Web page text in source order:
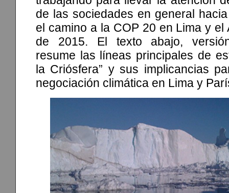
de las sociedades en general
el camino a la COP 20 en Lima y el
de 2015. El texto abajo,
resume las líneas principales de
la Criósfera” y sus implicancias
negociación climática en Lima y